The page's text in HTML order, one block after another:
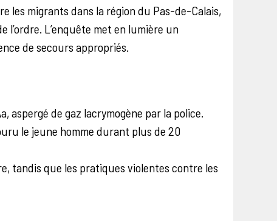
les migrants dans la région du Pas-de-Calais,
L’enquête met en lumière un
de secours appropriés.
aspergé de gaz lacrymogène par la police.
le jeune homme durant plus de 20
tandis que les pratiques violentes contre les